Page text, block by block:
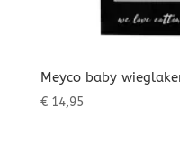
Meyco baby
€14,95